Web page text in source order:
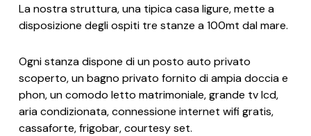
La nostra struttura, una tipica casa ligure, mette a
disposizione degli ospiti tre stanze a 100mt dal mare.
Ogni stanza dispone di un posto auto privato
scoperto, un bagno privato fornito di ampia doccia e
phon, un comodo letto matrimoniale, grande tv lcd,
aria condizionata, connessione internet wifi gratis,
cassaforte, frigobar, courtesy set.